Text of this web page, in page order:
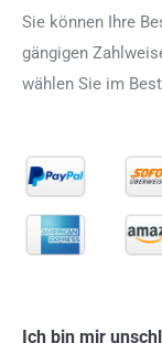
Sie können Ihre
gängigen
wählen Sie im
Ich bin mir